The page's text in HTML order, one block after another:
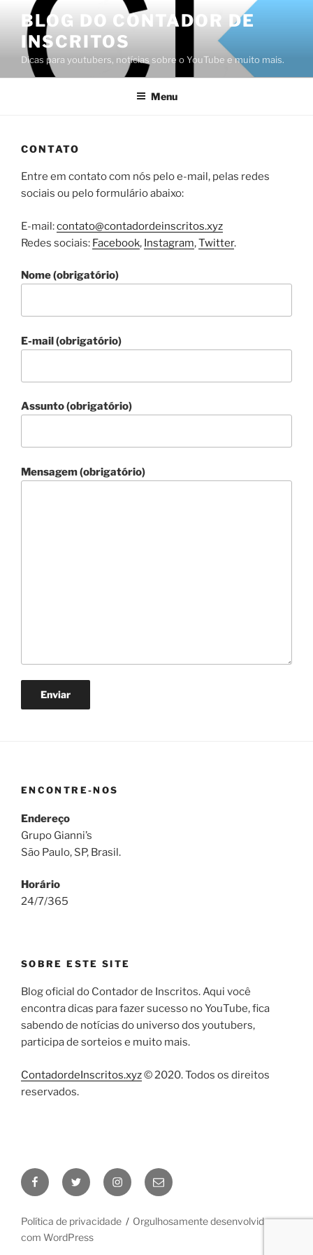
conteúdo
BLOG DO CONTADOR DE
INSCRITOS
Dicas para youtubers, notícias sobre o YouTube e muito mais.
Menu
CONTATO
Entre em contato com nós pelo e-mail, pelas redes
sociais ou pelo formulário abaixo:
E-mail:contato@contadordeinscritos.xyz
Redes sociais: Facebook, Instagram,Twitter.
Nome (obrigatório)
E-mail (obrigatório)
Assunto (obrigatório)
Mensagem (obrigatório)
ENCONTRE-NOS
Endereço
Grupo Gianni’s
São Paulo, SP, Brasil.
Horário
24/7/365
SOBRE ESTE SITE
Blog oficial do Contador de Inscritos. Aqui você
encontra dicas para fazer sucesso no YouTube, fica
sabendo de notícias do universo dos youtubers,
participa de sorteios e muito mais.
ContadordeInscritos.xyz© 2020. Todos os direitos
reservados.
FacebookTwitter Instagram
E-
mail
Política de privacidade
Orgulhosamente desenvolvido
com WordPress